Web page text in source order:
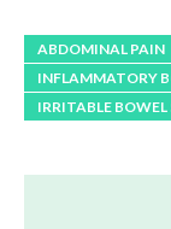
ABDOMINAL PAIN
INFLAMMATORY
IRRITABLE